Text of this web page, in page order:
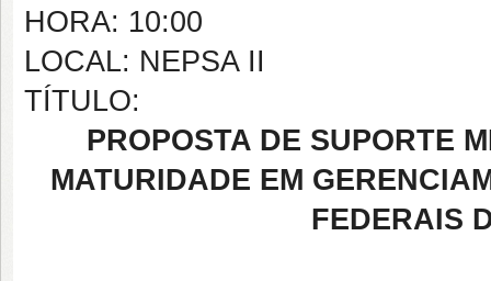
HORA: 10:00
LOCAL: NEPSA II
TÍTULO:
PROPOSTA DE SUPORTE
MATURIDADE EM
FEDERAIS